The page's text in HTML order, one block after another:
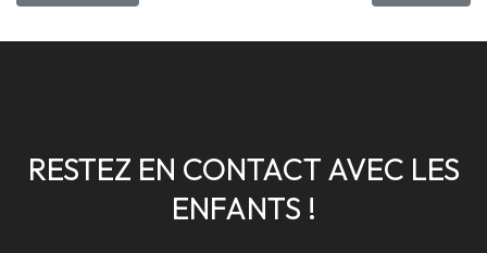
RESTEZ EN CONTACT AVEC LES
ENFANTS !